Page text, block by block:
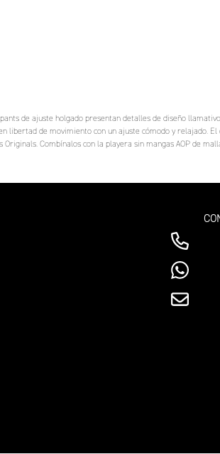
de ajuste holgado presentan detalles de diseño
libertad de movimiento con un ajuste cómodo y relajado.
Combínalos con la playera sin mangas AOP de